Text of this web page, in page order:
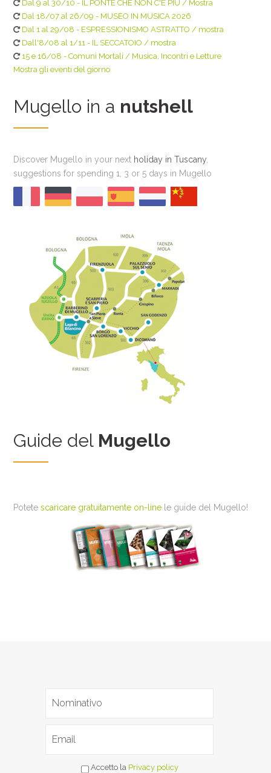
Dal 9 al 30/10 - IL PONTE CHE NON C'È PIÙ / Mostra
Dal 18/07 al 26/09 - MUSEO IN MUSICA 2026
Dal 1 al 29/08 - ESPRESSIONISMO ASTRATTO / mostra
Dall'8/08 al 1/11 - IL SECCATOIO / mostra
15 e 16/08 - Comuni Mortali / Musica, Incontri e Letture
Mostra gli eventi del giorno
Mugello in a nutshell
Discover Mugello in your next holiday in Tuscany
suggestions for spending 1, 3 or 5 days in Mugello
Guide del Mugello
Potetescaricare gratuitamente on-line le guide del Mugello!
Accetto la Privacy policy